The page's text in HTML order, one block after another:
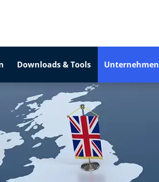
Downloads & Tools Unternehmen